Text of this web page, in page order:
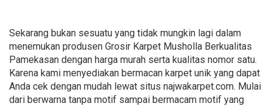
Sekarang bukan sesuatu yang tidak mungkin lagi dalam
menemukan produsen Grosir Karpet Musholla Berkualitas
Pamekasan dengan harga murah serta kualitas nomor satu.
Karena kami menyediakan bermacan karpet unik yang dapat
Anda cek dengan mudah lewat situs najwakarpet.com. Mulai
dari berwarna tanpa motif sampai bermacam motif yang